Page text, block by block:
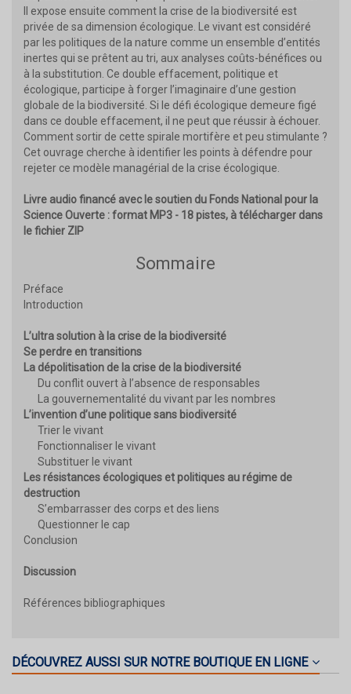
Il expose ensuite comment la crise de la biodiversité est
privée de sa dimension écologique. Le vivant est considéré
par les politiques de la nature comme un ensemble d’entités
inertes qui se prêtent au tri, aux analyses coûts-bénéfices ou
à la substitution. Ce double effacement, politique et
écologique, participe à forger l’imaginaire d’une gestion
globale de la biodiversité. Si le défi écologique demeure figé
dans ce double effacement, il ne peut que réussir à échouer.
Comment sortir de cette spirale mortifère et peu stimulante ?
Cet ouvrage cherche à identifier les points à défendre pour
rejeter ce modèle managérial de la crise écologique.
Livre audio financé avec le soutien du Fonds National pour la
Science Ouverte : format MP3 - 18 pistes, à télécharger dans
le fichier ZIP
Sommaire
Préface
Introduction
L’ultra solution à la crise de la biodiversité
Se perdre en transitions
La dépolitisation de la crise de la biodiversité
Du conflit ouvert à l’absence de responsables
La gouvernementalité du vivant par les nombres
L’invention d’une politique sans biodiversité
Trier le vivant
Fonctionnaliser le vivant
Substituer le vivant
Les résistances écologiques et politiques au régime de
destruction
S’embarrasser des corps et des liens
Questionner le cap
Conclusion
Discussion
Références bibliographiques
DÉCOUVREZ AUSSI SUR NOTRE BOUTIQUE EN LIGNE